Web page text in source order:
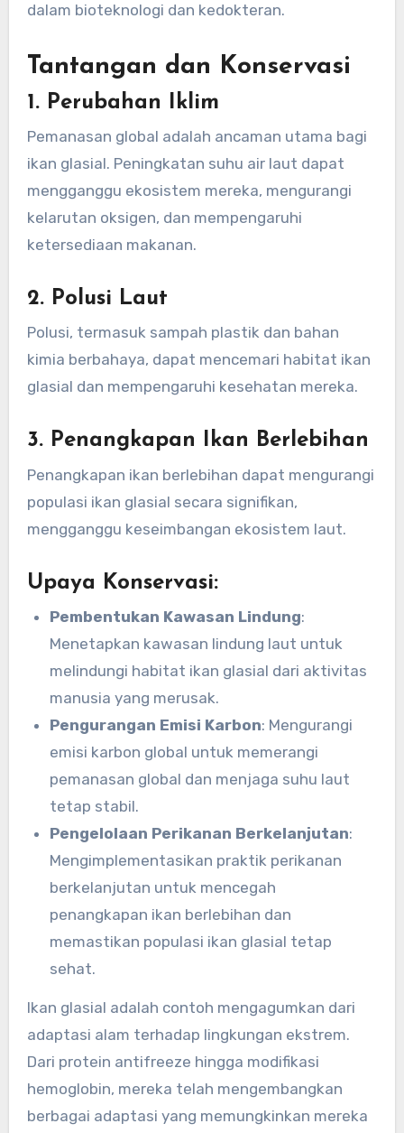
dalam bioteknologi dan kedokteran.
Tantangan dan Konservasi
1. Perubahan Iklim
Pemanasan global adalah ancaman utama bagi
ikan glasial. Peningkatan suhu air laut dapat
mengganggu ekosistem mereka, mengurangi
kelarutan oksigen, dan mempengaruhi
ketersediaan makanan.
2. Polusi Laut
Polusi, termasuk sampah plastik dan bahan
kimia berbahaya, dapat mencemari habitat ikan
glasial dan mempengaruhi kesehatan mereka.
3. Penangkapan Ikan Berlebihan
Penangkapan ikan berlebihan dapat mengurangi
populasi ikan glasial secara signifikan,
mengganggu keseimbangan ekosistem laut.
Upaya Konservasi:
Pembentukan Kawasan Lindung:
Menetapkan kawasan lindung laut untuk
melindungi habitat ikan glasial dari aktivitas
manusia yang merusak.
Pengurangan Emisi Karbon: Mengurangi
emisi karbon global untuk memerangi
pemanasan global dan menjaga suhu laut
tetap stabil.
Pengelolaan Perikanan Berkelanjutan:
Mengimplementasikan praktik perikanan
berkelanjutan untuk mencegah
penangkapan ikan berlebihan dan
memastikan populasi ikan glasial tetap
sehat.
Ikan glasial adalah contoh mengagumkan dari
adaptasi alam terhadap lingkungan ekstrem.
Dari protein antifreeze hingga modifikasi
hemoglobin, mereka telah mengembangkan
berbagai adaptasi yang memungkinkan mereka